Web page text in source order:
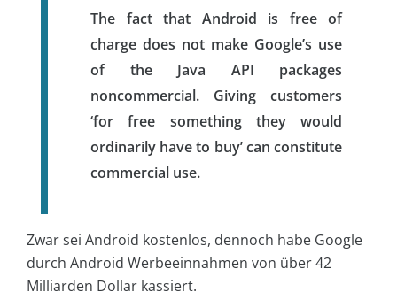
The fact that Android is free of
charge does not make Google’s use
of the Java API packages
noncommercial. Giving customers
‘for free something they would
ordinarily have to buy’ can constitute
commercial use.
Zwar sei Android kostenlos, dennoch habe Google
durch Android Werbeeinnahmen von über 42
Milliarden Dollar kassiert.